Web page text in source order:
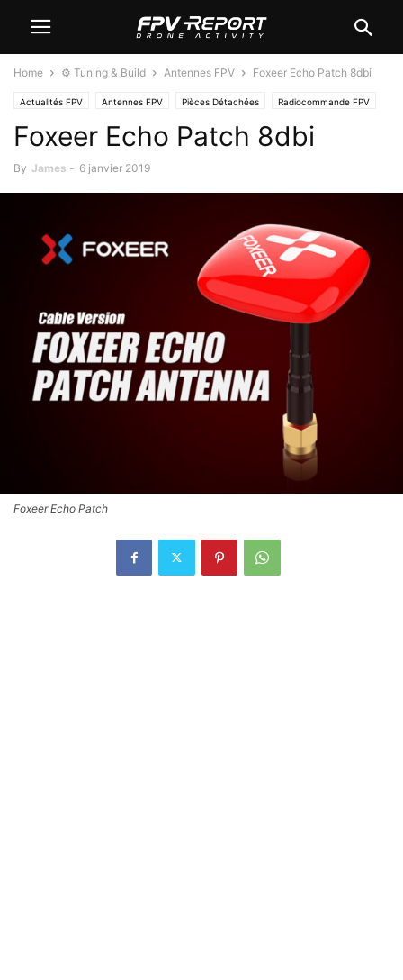
Home ⚙️ Tuning & Build Antennes FPV Foxeer Echo Patch 8dbi
Actualités FPV Antennes FPV Pièces Détachées Radiocommande FPV
Foxeer Echo Patch 8dbi
By James - 6 janvier 2019
Foxeer Echo Patch